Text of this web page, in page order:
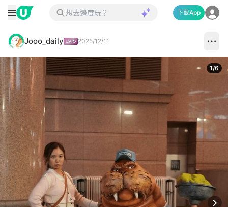
下載App
Jooo_daily 2025/12/11
1/6